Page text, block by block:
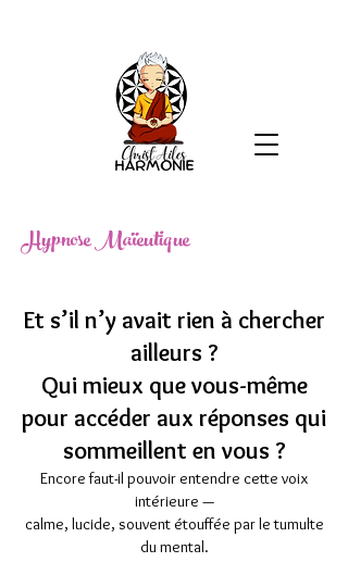
Hypnose Maïeutique
Et s’il n’y avait rien à chercher
ailleurs ?
Qui mieux que vous-même
pour accéder aux réponses qui
sommeillent en vous ?
Encore faut-il pouvoir entendre cette voix
intérieure —
calme, lucide, souvent étouffée par le tumulte
du mental.